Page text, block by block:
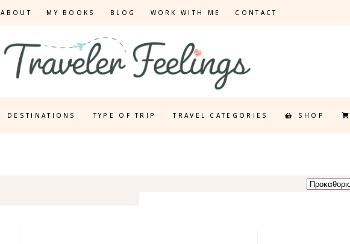
ABOUT MY BOOKS BLOG WORK WITH ME CONTACT
DESTINATIONS TYPE OF TRIP TRAVEL CATEGORIES SHOP